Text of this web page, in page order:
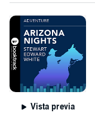
Vista previa